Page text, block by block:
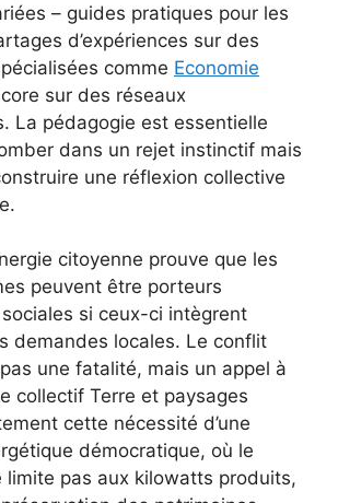
– guides pratiques pour les
d’expériences sur des
comme Economie
sur des réseaux
La pédagogie est essentielle
dans un rejet instinctif mais
une réflexion collective
citoyenne prouve que les
peuvent être porteurs
sociales si ceux-ci intègrent
demandes locales. Le conflit
pas une fatalité, mais un appel à
collectif Terre et paysages
cette nécessité d’une
démocratique, où le
limite pas aux kilowatts produits,